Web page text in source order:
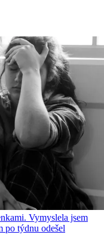
Vymyslela jsem
po týdnu odešel